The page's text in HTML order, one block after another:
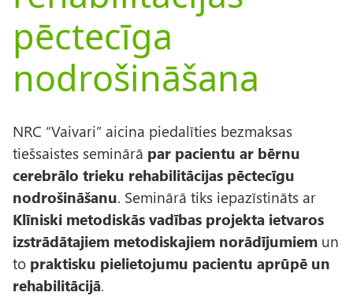
pēctecīga
nodrošināšana
NRC “Vaivari” aicina piedalīties bezmaksas
tiešsaistes seminārā par pacientu ar bērnu
cerebrālo trieku rehabilitācijas pēctecīgu
nodrošināšanu. Seminārā tiks iepazīstināts ar
Klīniski metodiskās vadības projekta ietvaros
izstrādātajiem metodiskajiem norādījumiem un
to praktisku pielietojumu pacientu aprūpē un
rehabilitācijā.